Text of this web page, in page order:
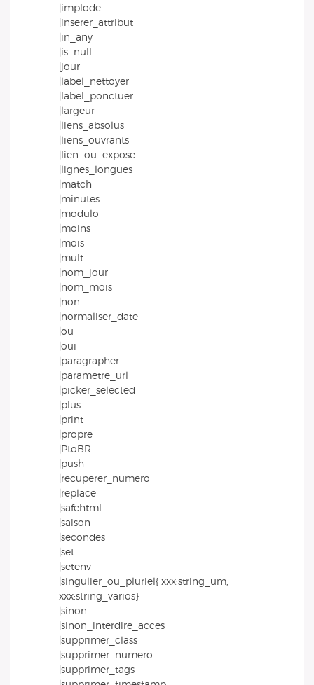
|implode
|inserer_attribut
|in_any
|is_null
|jour
|label_nettoyer
|label_ponctuer
|largeur
|liens_absolus
|liens_ouvrants
|lien_ou_expose
|lignes_longues
|match
|minutes
|modulo
|moins
|mois
|mult
|nom_jour
|nom_mois
|non
|normaliser_date
|ou
|oui
|paragrapher
|parametre_url
|picker_selected
|plus
|print
|propre
|PtoBR
|push
|recuperer_numero
|replace
|safehtml
|saison
|secondes
|set
|setenv
|singulier_ou_pluriel{ xxx:string_um,
xxx:string_varios}
|sinon
|sinon_interdire_acces
|supprimer_class
|supprimer_numero
|supprimer_tags